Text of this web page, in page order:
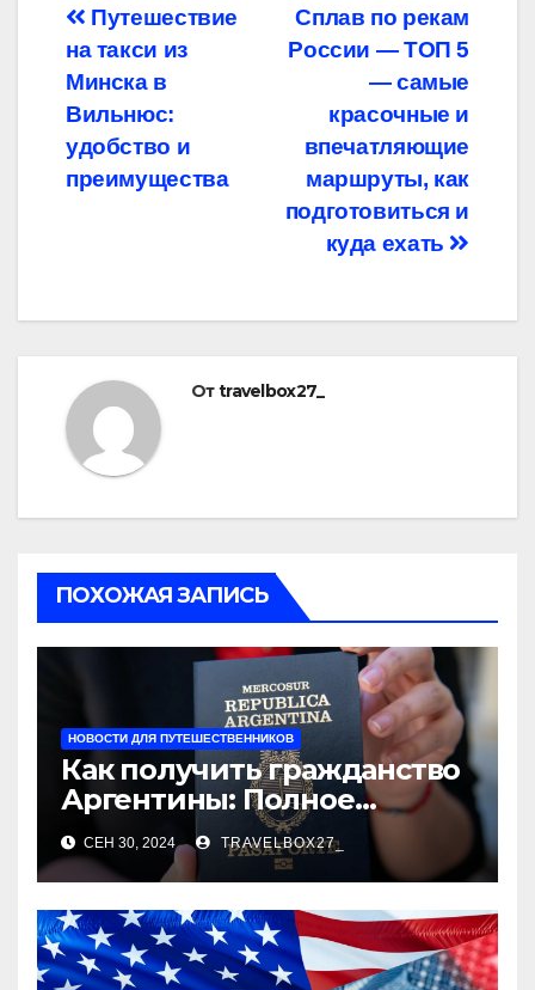
Навигация
по
записям
Сплав по рекам
России — ТОП 5
— самые
красочные и
впечатляющие
маршруты, как
подготовиться и
куда ехать
Путешествие
на такси из
Минска в
Вильнюс:
удобство и
преимущества
Отtravelbox27_
ПОХОЖАЯ ЗАПИСЬ
НОВОСТИ ДЛЯ ПУТЕШЕСТВЕННИКОВ
Как получить гражданство
Аргентины: Полное
руководство
СЕН 30, 2024 TRAVELBOX27_